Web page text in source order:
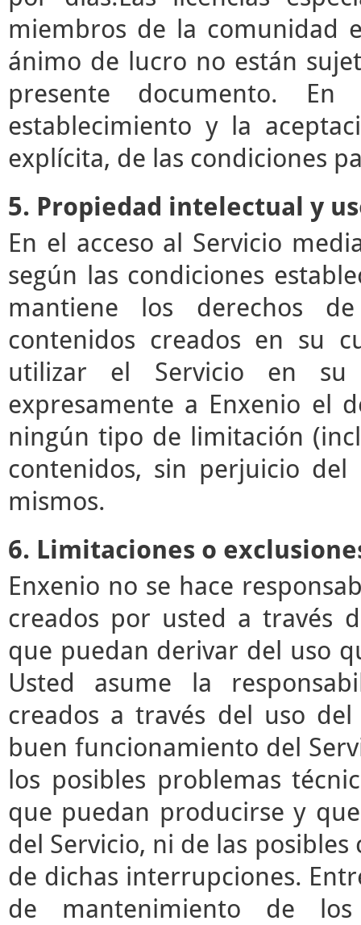
miembros de la comunidad
ánimo de lucro no están
presente documento.
establecimiento y la
explícita, de las condiciones
5. Propiedad intelectual y
En el acceso al Servicio
según las condiciones
mantiene los derechos
contenidos creados en su
utilizar el Servicio en su
expresamente a Enxenio el
ningún tipo de limitación
contenidos, sin perjuicio
mismos.
6. Limitaciones o
Enxenio no se hace
creados por usted a través
que puedan derivar del uso
Usted asume la
creados a través del uso
buen funcionamiento del
los posibles problemas
que puedan producirse y
del Servicio, ni de las
de dichas interrupciones.
de mantenimiento de